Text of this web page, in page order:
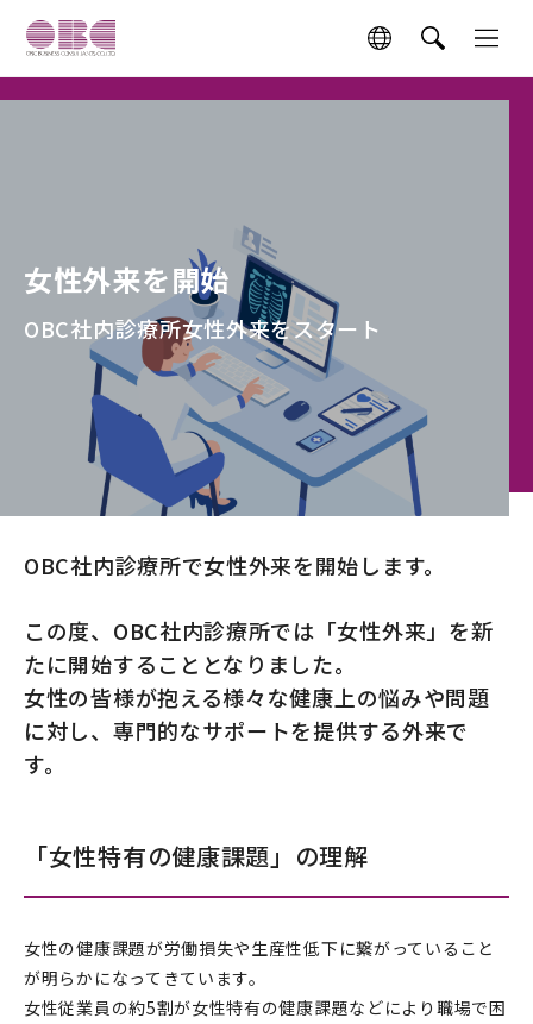
女性外来を開始
OBC社内診療所女性外来をスタート
OBC社内診療所で女性外来を開始します。
この度、OBC社内診療所では「女性外来」を新
たに開始することとなりました。
女性の皆様が抱える様々な健康上の悩みや問題
に対し、専門的なサポートを提供する外来で
す。
「女性特有の健康課題」の理解
女性の健康課題が労働損失や生産性低下に繋がっていること
が明らかになってきています。
女性従業員の約5割が女性特有の健康課題などにより職場で困